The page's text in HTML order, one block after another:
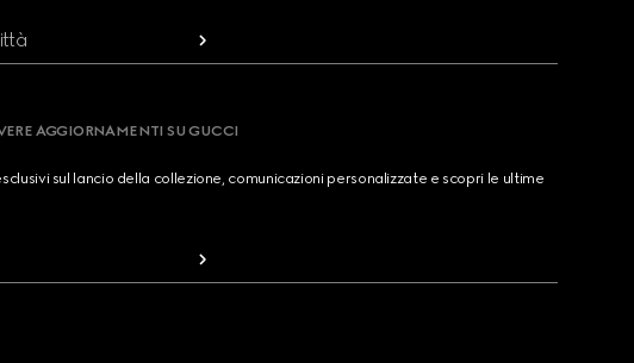
AGGIORNAMENTI SU GUCCI
sul lancio della collezione, comunicazioni personalizzate e scopri le ultime